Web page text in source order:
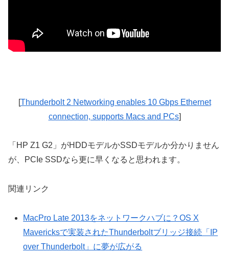
[Thunderbolt 2 Networking enables 10 Gbps Ethernet
connection, supports Macs and PCs]
「HP Z1 G2」がHDDモデルかSSDモデルか分かりません
が、PCIe SSDなら更に早くなると思われます。
関連リンク
MacPro Late 2013をネットワークハブに？OS X
Mavericksで実装されたThunderboltブリッジ接続「IP
over Thunderbolt」に夢が広がる